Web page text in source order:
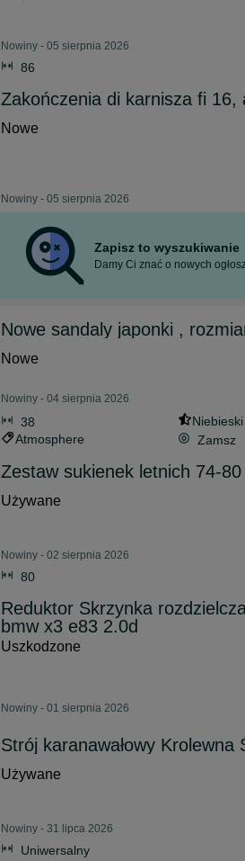
Nowiny - 05 sierpnia 2026
86
Zakończenia di karnisza fi 16,
Nowe
Nowiny - 05 sierpnia 2026
Zapisz to wyszukiwanie
Damy Ci znać o nowych
Nowe sandaly japonki ,
Nowe
Nowiny - 04 sierpnia 2026
38
Niebieski
Atmosphere
Zamsz
Zestaw sukienek letnich 74-
Używane
Nowiny - 02 sierpnia 2026
80
Reduktor Skrzynka
bmw x3 e83 2.0d
Uszkodzone
Nowiny - 01 sierpnia 2026
Strój karanawałowy Krolewna
Używane
Nowiny - 31 lipca 2026
Uniwersalny